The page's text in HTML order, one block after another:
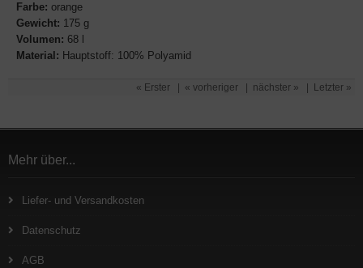
Farbe: orange
Gewicht: 175 g
Volumen: 68 l
Material: Hauptstoff: 100% Polyamid
« Erster « vorheriger nächster » Letzter »
Mehr über...
Liefer- und Versandkosten
Datenschutz
AGB